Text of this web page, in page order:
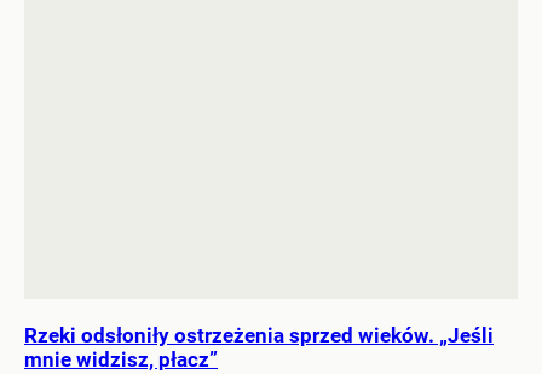
Rzeki odsłoniły ostrzeżenia sprzed wieków. „Jeśli
mnie widzisz, płacz”